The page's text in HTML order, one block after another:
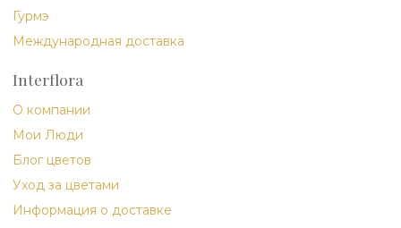
Гурмэ
Международная доставка
Interflora
О компании
Мои Люди
Блог цветов
Уход за цветами
Информация о доставке